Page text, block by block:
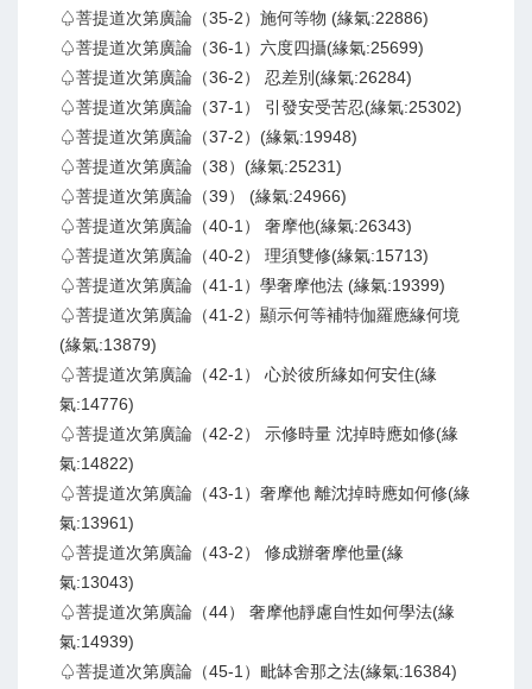
♤菩提道次第廣論（35-2）施何等物 (緣氣:22886)
♤菩提道次第廣論（36-1）六度四攝(緣氣:25699)
♤菩提道次第廣論（36-2） 忍差別(緣氣:26284)
♤菩提道次第廣論（37-1） 引發安受苦忍(緣氣:25302)
♤菩提道次第廣論（37-2）(緣氣:19948)
♤菩提道次第廣論（38）(緣氣:25231)
♤菩提道次第廣論（39） (緣氣:24966)
♤菩提道次第廣論（40-1） 奢摩他(緣氣:26343)
♤菩提道次第廣論（40-2） 理須雙修(緣氣:15713)
♤菩提道次第廣論（41-1）學奢摩他法 (緣氣:19399)
♤菩提道次第廣論（41-2）顯示何等補特伽羅應緣何境
(緣氣:13879)
♤菩提道次第廣論（42-1） 心於彼所緣如何安住(緣
氣:14776)
♤菩提道次第廣論（42-2） 示修時量 沈掉時應如修(緣
氣:14822)
♤菩提道次第廣論（43-1）奢摩他 離沈掉時應如何修(緣
氣:13961)
♤菩提道次第廣論（43-2） 修成辦奢摩他量(緣
氣:13043)
♤菩提道次第廣論（44） 奢摩他靜慮自性如何學法(緣
氣:14939)
♤菩提道次第廣論（45-1）毗缽舍那之法(緣氣:16384)